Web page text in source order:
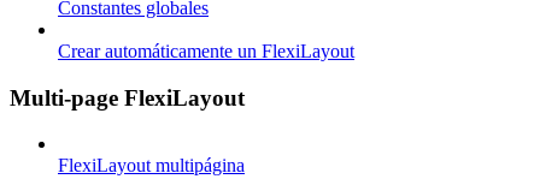
Constantes globales
Crear automáticamente un FlexiLayout
Multi-page FlexiLayout
FlexiLayout multipágina